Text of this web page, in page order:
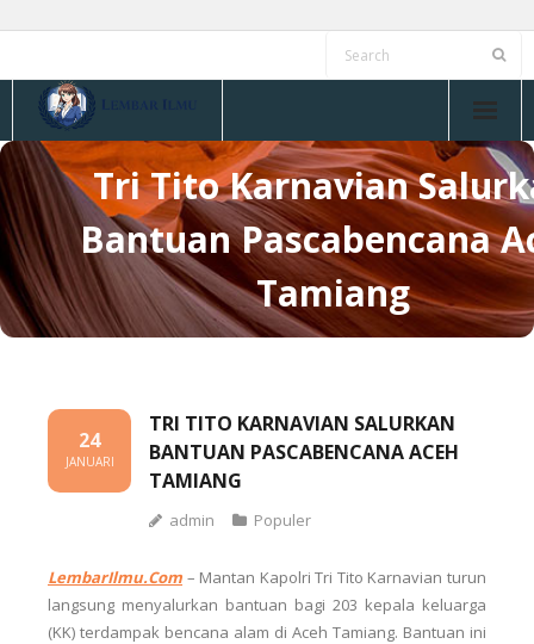
content
Tri Tito Karnavian
Bantuan Pascabencana
Tamiang
TRI TITO KARNAVIAN SALURKAN
BANTUAN PASCABENCANA ACEH
TAMIANG
24
JANUARI
admin Populer
LembarIlmu.Com – Mantan Kapolri Tri Tito Karnavian turun
langsung menyalurkan bantuan bagi 203 kepala keluarga
(KK) terdampak bencana alam di Aceh Tamiang. Bantuan ini